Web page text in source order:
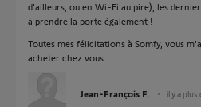
d'ailleurs, ou en Wi-Fi au pire), les
à prendre la porte également !
Toutes mes félicitations à Somfy, vous
acheter chez vous.
Jean-François F. il y a plus